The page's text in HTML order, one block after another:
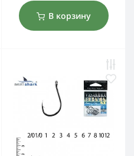
В корзину